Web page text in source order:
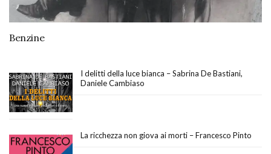
Benzine
I delitti della luce bianca – Sabrina De Bastiani,
Daniele Cambiaso
La ricchezza non giova ai morti – Francesco Pinto